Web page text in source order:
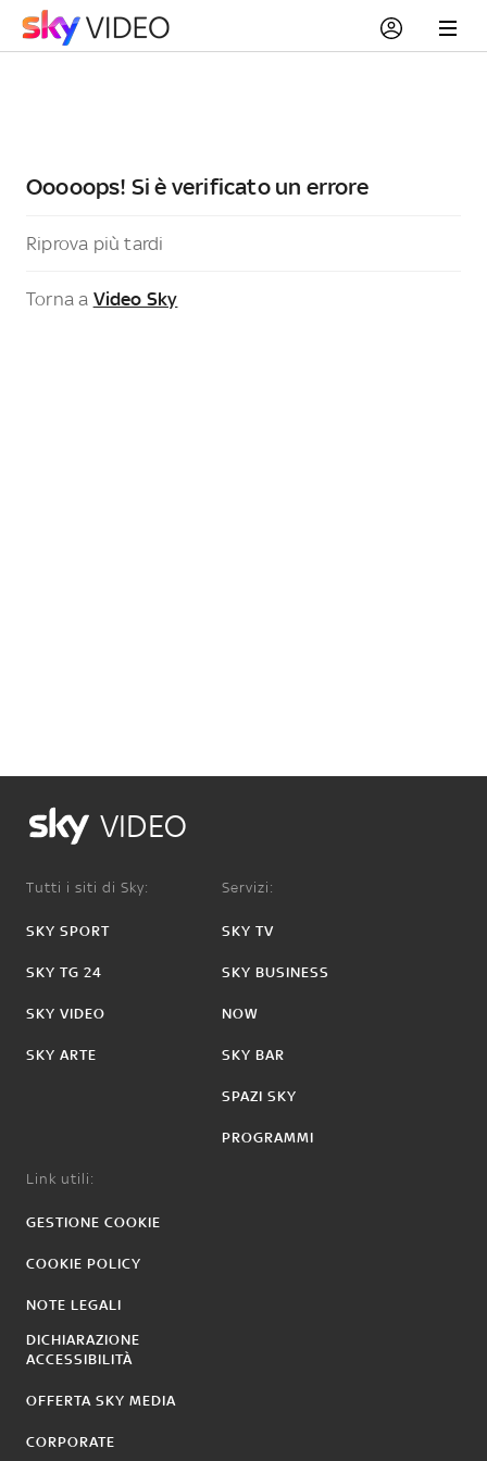
Ooooops! Si è verificato un errore
Riprova più tardi
Torna a Video Sky
VIDEO
Tutti i siti di Sky:
SKY SPORT
SKY TG 24
SKY VIDEO
SKY ARTE
Servizi:
SKY TV
SKY BUSINESS
NOW
SKY BAR
SPAZI SKY
PROGRAMMI
Link utili:
GESTIONE COOKIE
COOKIE POLICY
NOTE LEGALI
DICHIARAZIONE
ACCESSIBILITÀ
OFFERTA SKY MEDIA
CORPORATE